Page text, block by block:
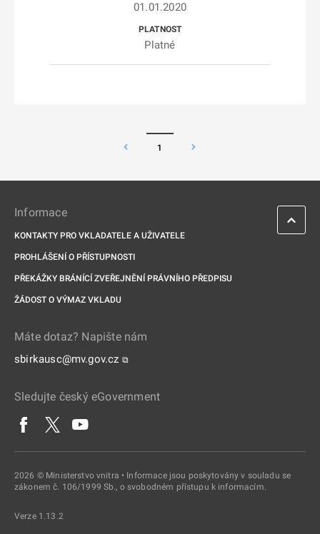
01.01.2020
Platné
1
Informace
KONTAKTY PRO VKLADATELE A UŽIVATELE
PROHLÁŠENÍ O PŘÍSTUPNOSTI
PŘEKÁŽKY BRÁNÍCÍ ZVEŘEJNĚNÍ PRÁVNÍHO PŘEDPISU
ŽÁDOST O VÝMAZ VKLADU
Máte dotaz? Napište nám
sbirkausc@mv.gov.cz ⧉
Sledujte český eGovernment
2026 © Ministerstvo vnitra • Informace jsou poskytovány v souladu se
zákonem č. 106/1999 Sb., o svobodném přístupu k informacím.
Verze 1.13.2